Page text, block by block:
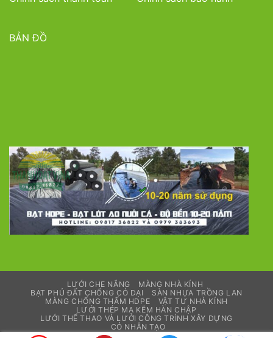
BẢN ĐỒ
LƯỚI CHE NẮNG
MÀNG NHÀ KÍNH
BẠT PHỦ ĐẤT CHỐNG CỎ DẠI
SÀN NHỰA TRỒNG LAN
MÀNG CHỐNG THẤM HDPE
VẬT TƯ NHÀ KÍNH
LƯỚI THÉP MẠ KẼM HÀN CHẬP
LƯỚI THỂ THAO VÀ LƯỚI CÔNG TRÌNH XÂY DỰNG
CỎ NHÂN TẠO